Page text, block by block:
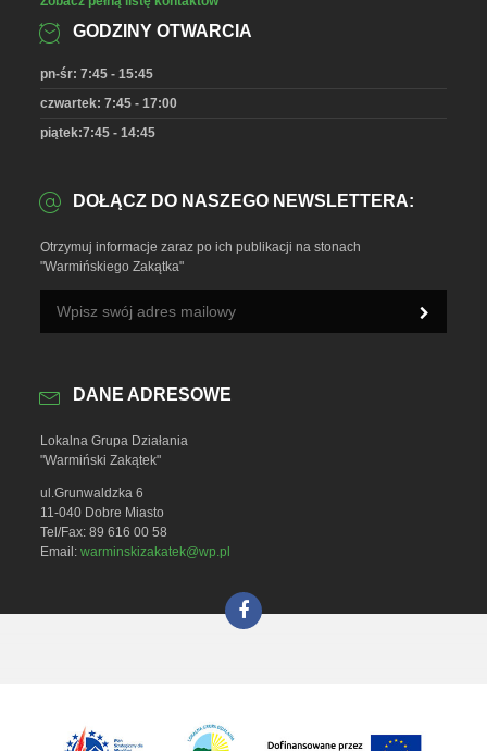
GODZINY OTWARCIA
pn-śr: 7:45 - 15:45
czwartek: 7:45 - 17:00
piątek:7:45 - 14:45
DOŁĄCZ DO NASZEGO NEWSLETTERA:
Otrzymuj informacje zaraz po ich publikacji na stonach
"Warmińskiego Zakątka"
DANE ADRESOWE
Lokalna Grupa Działania
"Warmiński Zakątek"
ul.Grunwaldzka 6
11-040 Dobre Miasto
Tel/Fax: 89 616 00 58
Email:warminskizakatek@wp.pl